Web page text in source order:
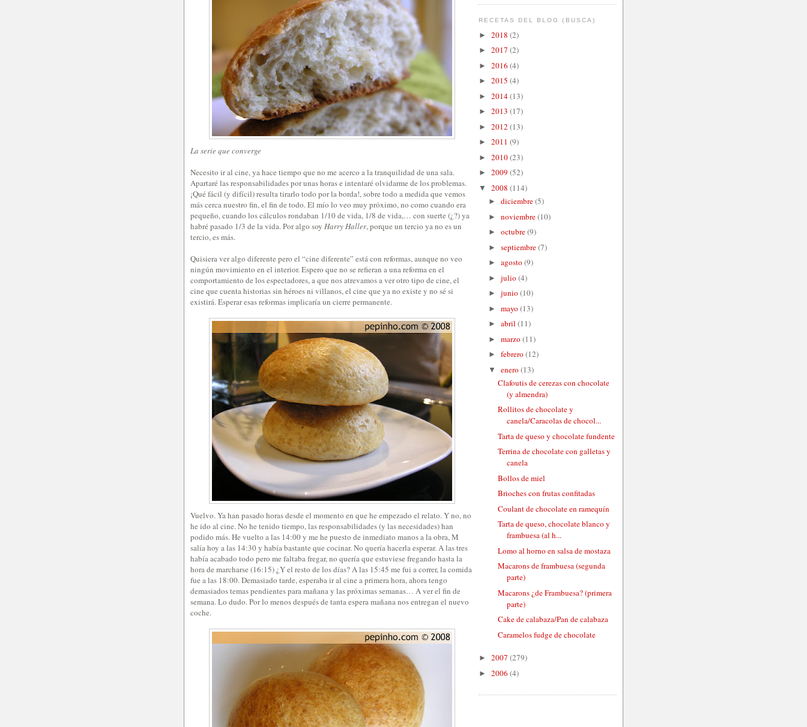
La serie que converge
Necesito ir al cine, ya hace tiempo que no me acerco a la tranquilidad de una sala.
Apartaré las responsabilidades por unas horas e intentaré olvidarme de los problemas.
¡Qué fácil (y difícil) resulta tirarlo todo por la borda!, sobre todo a medida que vemos
más cerca nuestro fin, el fin de todo. El mío lo veo muy próximo, no como cuando era
pequeño, cuando los cálculos rondaban 1/10 de vida, 1/8 de vida,… con suerte (¿?) ya
habré pasado 1/3 de la vida. Por algo soy Harry Haller, porque un tercio ya no es un
tercio, es más.
Quisiera ver algo diferente pero el “cine diferente” está con reformas, aunque no veo
ningún movimiento en el interior. Espero que no se refieran a una reforma en el
comportamiento de los espectadores, a que nos atrevamos a ver otro tipo de cine, el
cine que cuenta historias sin héroes ni villanos, el cine que ya no existe y no sé si
existirá. Esperar esas reformas implicaría un cierre permanente.
Vuelvo. Ya han pasado horas desde el momento en que he empezado el relato. Y no, no
he ido al cine. No he tenido tiempo, las responsabilidades (y las necesidades) han
podido más. He vuelto a las 14:00 y me he puesto de inmediato manos a la obra, M
salía hoy a las 14:30 y había bastante que cocinar. No quería hacerla esperar. A las tres
había acabado todo pero me faltaba fregar, no quería que estuviese fregando hasta la
hora de marcharse (16:15) ¿Y el resto de los días? A las 15:45 me fui a correr, la comida
fue a las 18:00. Demasiado tarde, esperaba ir al cine a primera hora, ahora tengo
demasiados temas pendientes para mañana y las próximas semanas… A ver el fin de
semana. Lo dudo. Por lo menos después de tanta espera mañana nos entregan el nuevo
coche.
RECETAS DEL BLOG (BUSCA)
► 2018 (2)
► 2017 (2)
► 2016 (4)
► 2015 (4)
► 2014(13)
► 2013 (17)
► 2012 (13)
► 2011 (9)
► 2010(23)
► 2009 (52)
▼ 2008 (114)
► diciembre(5)
► noviembre(10)
► octubre(9)
► septiembre(7)
► agosto (9)
► julio (4)
► junio (10)
► mayo (13)
► abril (11)
► marzo (11)
► febrero (12)
▼ enero (13)
Clafoutis de cerezas con chocolate
(y almendra)
Rollitos de chocolate y
canela/Caracolas de chocol...
Tarta de queso y chocolate fundente
Terrina de chocolate con galletas y
canela
Bollos de miel
Brioches con frutas confitadas
Coulant de chocolate en ramequín
Tarta de queso, chocolate blanco y
frambuesa (al h...
Lomo al horno en salsa de mostaza
Macarons de frambuesa (segunda
parte)
Macarons ¿de Frambuesa? (primera
parte)
Cake de calabaza/Pan de calabaza
Caramelos fudge de chocolate
► 2007 (279)
► 2006 (4)